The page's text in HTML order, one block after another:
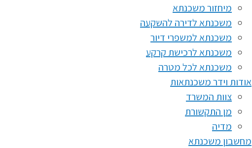
מיחזור משכנתא
משכנתא לדירה להשקעה
משכנתא למשפרי דיור
משכנתא לרכישת קרקע
משכנתא לכל מטרה
אודות וידר משכנתאות
צוות המשרד
מן התקשורת
מדיה
מחשבון משכנתא